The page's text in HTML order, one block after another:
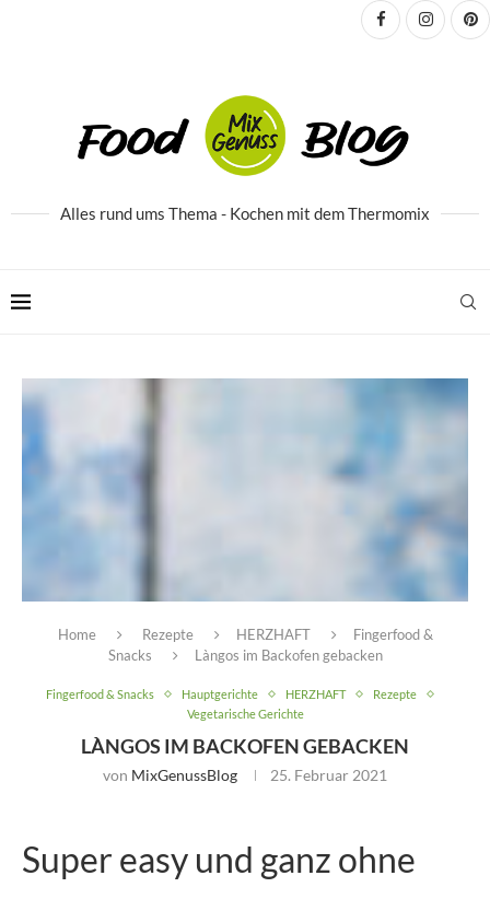
Alles rund ums Thema - Kochen mit dem Thermomix
Home Rezepte HERZHAFT
Fingerfood &
Snacks
Làngos im Backofen gebacken
Fingerfood & Snacks Hauptgerichte HERZHAFT
Rezepte
Vegetarische Gerichte
LÀNGOS IM BACKOFEN GEBACKEN
von MixGenussBlog 25. Februar 2021
Super easy und ganz ohne